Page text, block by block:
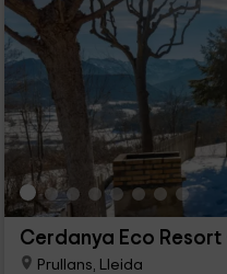
Cerdanya Eco Resort
Prullans, Lleida